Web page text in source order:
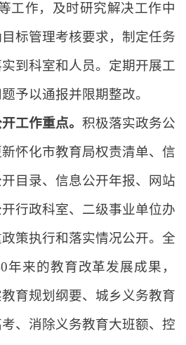
工作，及时研究解决工作中
标管理考核要求，制定任务
到科室和人员。定期开展工
予以通报并限期整改。
工作重点。 积极落实政务公
怀化市教育局权责清单、信
目录、信息公开年报、网站
行政科室、二级事业单位办
策执行和落实情况公开。全
年来的教育改革发展成果，
育规划纲要、城乡义务教育
、消除义务教育大班额、控